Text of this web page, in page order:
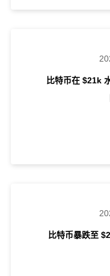
比特币在 $21k
比特币暴跌至